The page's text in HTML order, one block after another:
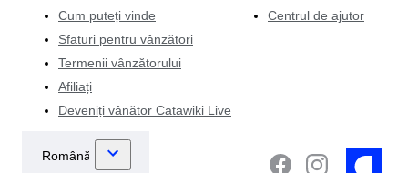
Cum puteți vinde
Sfaturi pentru vânzători
Termenii vânzătorului
Afiliați
Deveniți vânător Catawiki Live
Centrul de ajutor